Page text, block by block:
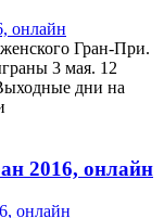
Гран-При.
3 мая. 12
дни на
2016, онлайн